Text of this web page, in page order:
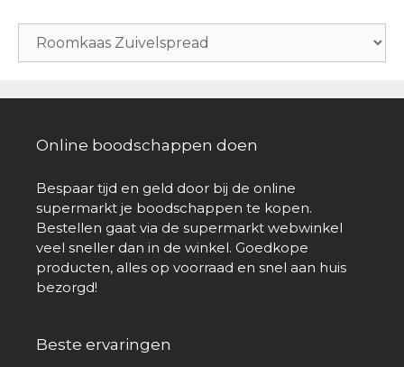
Online boodschappen doen
Bespaar tijd en geld door bij de online
supermarkt je boodschappen te kopen.
Bestellen gaat via de supermarkt webwinkel
veel sneller dan in de winkel. Goedkope
producten, alles op voorraad en snel aan huis
bezorgd!
Beste ervaringen